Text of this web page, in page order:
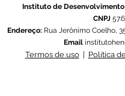
Instituto de
CNPJ
Endereço: Rua Jerônimo Coelho,
Email
Termos de uso| Política